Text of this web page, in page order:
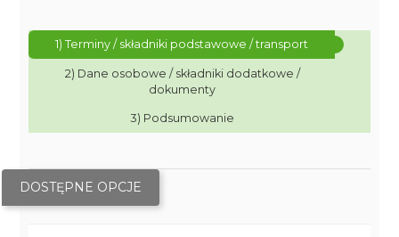
1) Terminy / składniki podstawowe / transport
2) Dane osobowe / składniki dodatkowe /
dokumenty
3) Podsumowanie
DOSTĘPNE OPCJE